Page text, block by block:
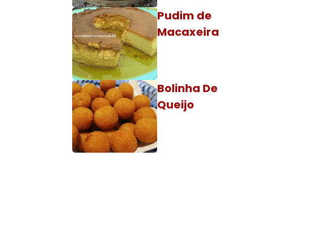
Pudim de
Macaxeira
Bolinha De
Queijo